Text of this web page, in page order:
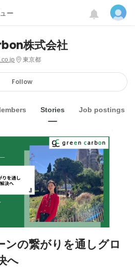
ー
株式会社
東京都
Follow
Stories Job postings
の繋がりを通しグロ
へ